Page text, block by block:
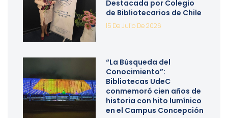
Destacada por Colegio
de Bibliotecarios de Chile
15 De Julio De 2026
“La Búsqueda del
Conocimiento”:
Bibliotecas UdeC
conmemoró cien años de
historia con hito lumínico
en el Campus Concepción